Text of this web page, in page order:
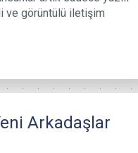
ve görüntülü iletişim
Arkadaşlar